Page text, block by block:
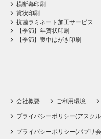
横断幕印刷
賞状印刷
抗菌ラミネート加工サービス
【季節】年賀状印刷
【季節】喪中はがき印刷
会社概要 ご利用環境
プライバシーポリシー(アスク
プライバシーポリシー(パプリ